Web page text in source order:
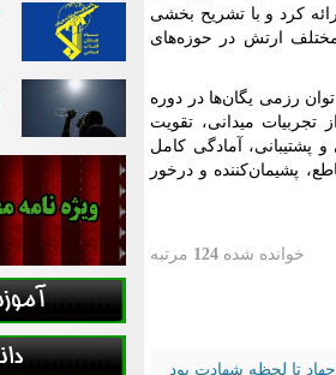
کرد و با تشریح بخشی
مختلف ارتش در حوزه‌های
رزمی یگان‌ها در دوره
میدانی، تقویت
پشتیبانی، آمادگی کامل
پشیمان‌کننده و درخور
خوانده شده 124 مرتبه
تا لحظه شهادت بود